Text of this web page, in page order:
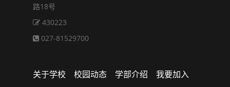
路18号
430223
027-81529700
关于学校 校园动态 学部介绍 我要加入